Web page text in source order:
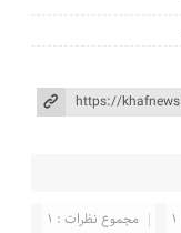
مجموع نظرات : ۱